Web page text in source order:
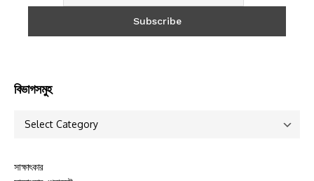
বিভাগসমুহ
সাক্ষাৎকার